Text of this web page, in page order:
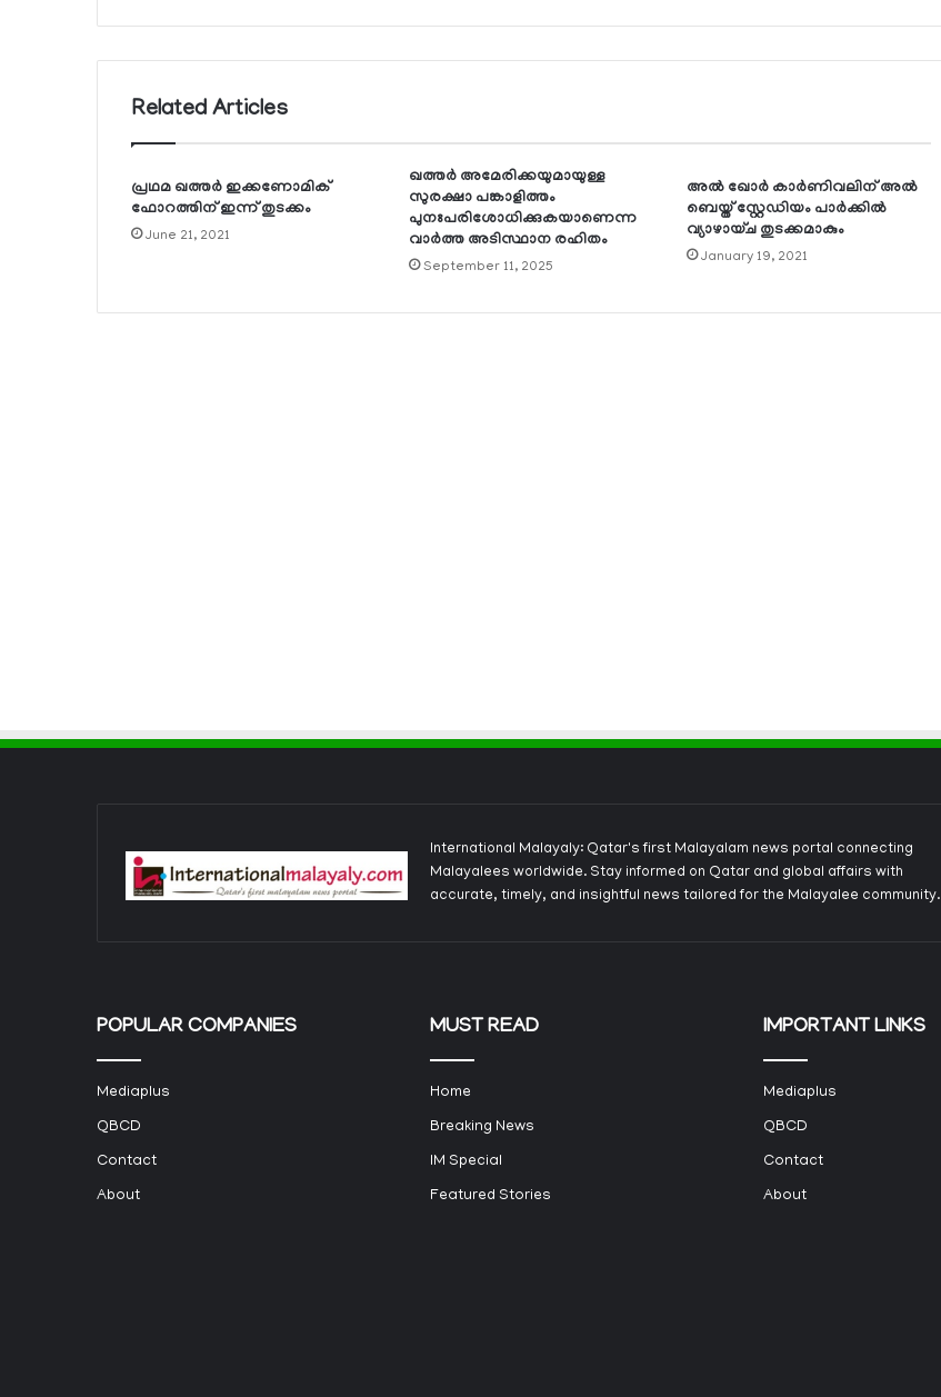
Related Articles
പ്രഥമ ഖത്തര്‍ ഇക്കണോമിക്
ഫോറത്തിന് ഇന്ന് തുടക്കം
June 21, 2021
ഖത്തര്‍ അമേരിക്കയുമായുള്ള
സുരക്ഷാ പങ്കാളിത്തം
പുനഃപരിശോധിക്കുകയാണെന്ന
വാര്‍ത്ത അടിസ്ഥാന രഹിതം
September 11, 2025
അല്‍ ഖോര്‍ കാര്‍ണിവലിന് അല്‍
ബെയ്ത് സ്റ്റേഡിയം പാര്‍ക്കില്‍
വ്യാഴായ്ച തുടക്കമാകും
January 19, 2021
International Malayaly: Qatar's first Malayalam news portal connecting
Malayalees worldwide. Stay informed on Qatar and global affairs with
accurate, timely, and insightful news tailored for the Malayalee community.
POPULAR COMPANIES
Mediaplus
QBCD
Contact
About
MUST READ
Home
Breaking News
IM Special
Featured Stories
IMPORTANT LINKS
Mediaplus
QBCD
Contact
About